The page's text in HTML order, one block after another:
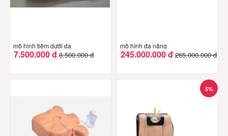
mô hình tiêm dưới da
7.500.000 đ 8.500.000 đ
mô hình đa năng
245.000.000 đ 265.000.000 đ
5%